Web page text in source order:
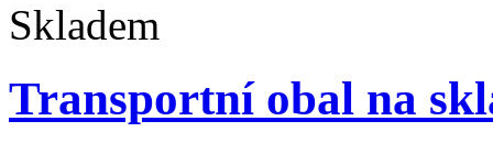
Skladem
Transportní obal na